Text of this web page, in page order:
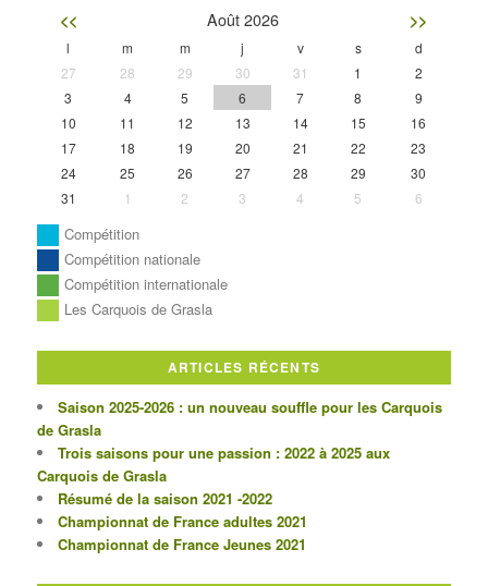
<< Août 2026 >>
l m m j v s
d
27
28 29 30 31 1
2
3
4 5 6 7 8
9
10
11 12 13 14 15
16
17
18 19 20 21 22
23
24
25 26 27 28 29
30
31
1 2 3 4 5 6
Compétition
Compétition nationale
Compétition internationale
Les Carquois de Grasla
ARTICLES RÉCENTS
Saison 2025-2026 : un nouveau souffle pour les Carquois
de Grasla
Trois saisons pour une passion : 2022 à 2025 aux
Carquois de Grasla
Résumé de la saison 2021 -2022
Championnat de France adultes 2021
Championnat de France Jeunes 2021